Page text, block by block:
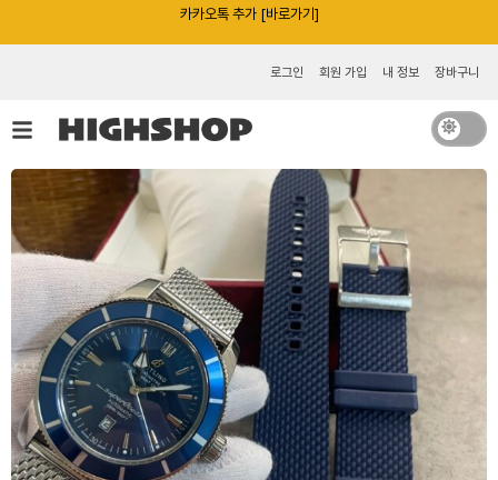
건
너
뛰
카카오톡 추가 [바로가기]
로그인 회원 가입 내 정보 장바구니